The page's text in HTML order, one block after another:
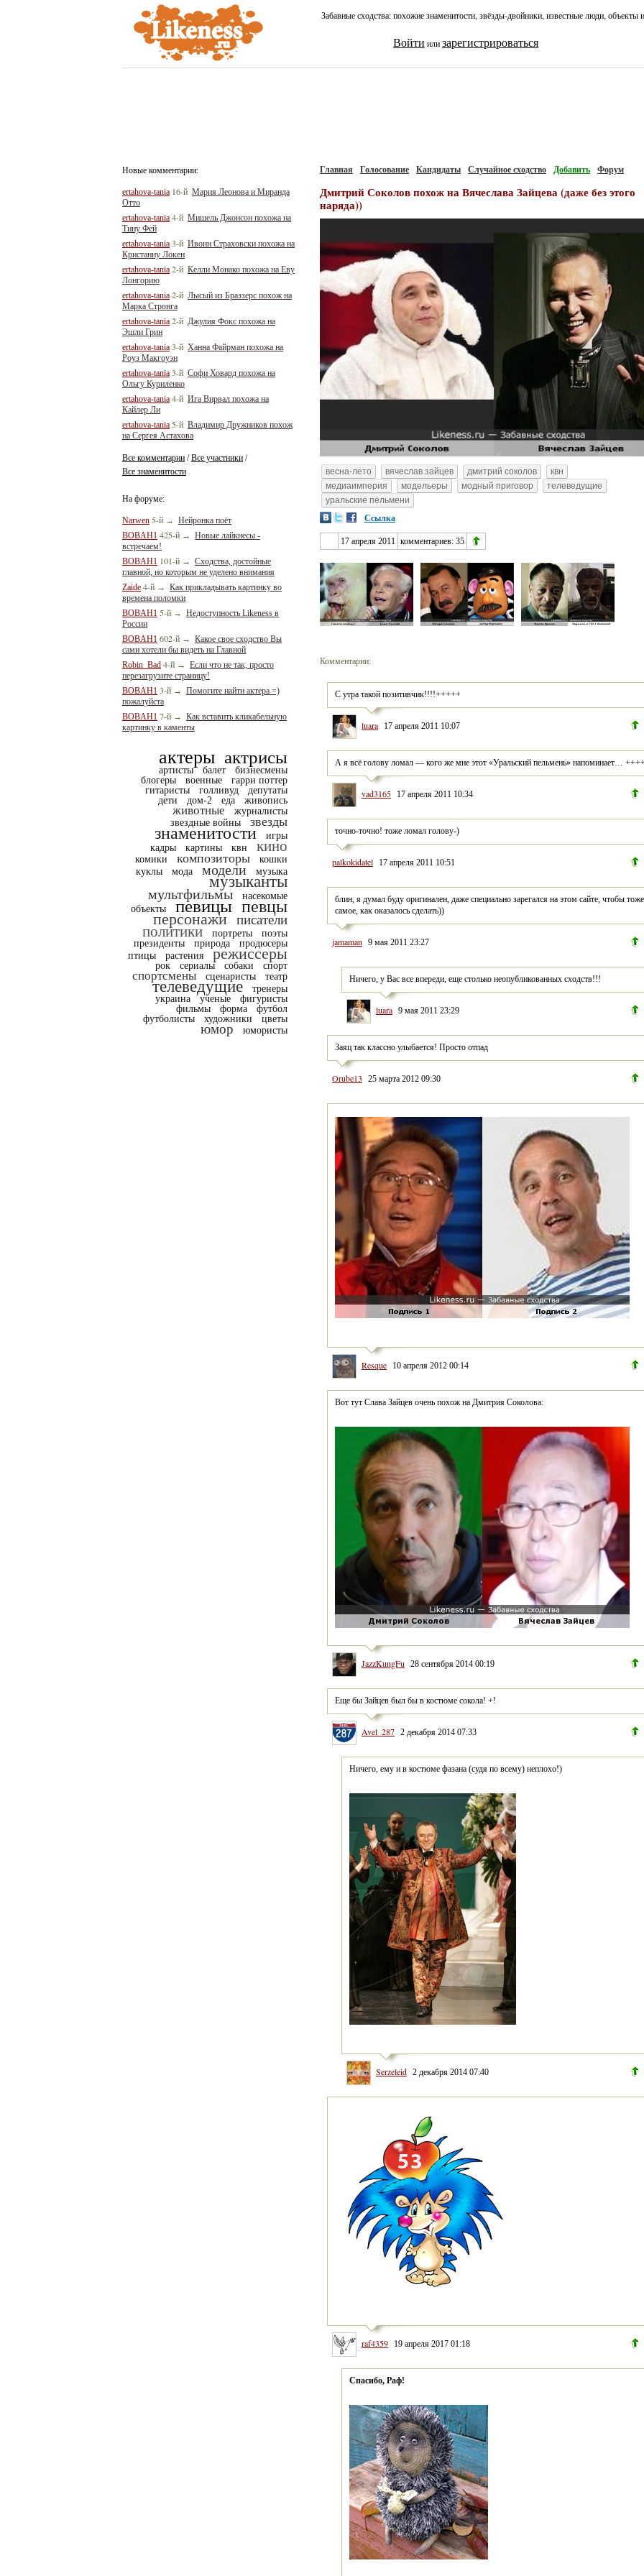
Забавные сходства: похожие знаменитости, звёзды-двойники, известные люди, объекты
Войти или зарегистрироваться
Новые комментарии:
ertahova-tania 16-й Мария Леонова и Миранда
Отто
ertahova-tania 4-й Мишель Джонсон похожа на
Тину Фей
ertahova-tania 3-й Ивонн Страховски похожа на
Кристанну Локен
ertahova-tania 2-й Келли Монако похожа на Еву
Лонгорию
ertahova-tania 2-й Лысый из Браззерс похож на
Марка Стронга
ertahova-tania 2-й Джулия Фокс похожа на
Эшли Грин
ertahova-tania 3-й Ханна Файрман похожа на
Роуз Макгоуэн
ertahova-tania 3-й Софи Ховард похожа на
Ольгу Куриленко
ertahova-tania 4-й Ига Вирвал похожа на
Кайлер Ли
ertahova-tania 5-й Владимир Дружников похож
на Сергея Астахова
Все комментарии /Все участники /
Все знаменитости
На форуме:
Narwen 5-й → Нейронка поёт
BOBAH1 425-й → Новые лайкнесы -
встречаем!
BOBAH1 101-й → Сходства, достойные
главной, но которым не уделено внимания
Zaide 4-й → Как прикладывать картинку во
времена поломки
BOBAH1 5-й → Недоступность Likeness в
России
BOBAH1 602-й → Какое свое сходство Вы
сами хотели бы видеть на Главной
Robin_Bad 4-й → Если что не так, просто
перезагрузите страницу!
BOBAH1 3-й → Помогите найти актера =)
пожалуйста
BOBAH1 7-й → Как вставить кликабельную
картинку в каменты
актеры актрисы
артисты балет
бизнесмены
блогеры
военные
гарри поттер
гитаристы
голливуд
депутаты
дети
дом-2 еда живопись
животные
журналисты
звездные войны
звезды
знаменитости
игры
кадры
картины квн кино
комики композиторы
кошки
куклы
мода модели музыка
музыканты
мультфильмы
насекомые
объекты
певицы певцы
персонажи писатели
политики портреты
поэты
президенты
природа
продюсеры
птицы
растения режиссеры
рок сериалы собаки спорт
спортсмены сценаристы театр
телеведущие
тренеры
украина
ученые
фигуристы
фильмы
форма
футбол
футболисты
художники цветы
юмор юмористы
Главная Голосование Кандидаты Случайное сходство Добавить Форум
Дмитрий Соколов похож на Вячеслава Зайцева (даже без этого
наряда))
весна-лето вячеслав зайцев дмитрий соколов
квн
медиаимперия
модельеры модный приговор
телеведущие
уральские пельмени
Ссылка
17 апреля 2011 комментариев: 35
Комментарии:
С утра такой позитивчик!!!!+++++
luara 17 апреля 2011 10:07
А я всё голову ломал — кого же мне этот «Уральский пельмень» напоминает…
vad3165 17 апреля 2011 10:34
точно-точно! тоже ломал голову-)
palkokidatel 17 апреля 2011 10:51
блин, я думал буду оригинален, даже специально зарегался на этом сайте, чтобы тоже
самое, как оказалось сделать))
jamaman 9 мая 2011 23:27
Ничего, у Вас все впереди, еще столько неопубликованных сходств!!!
luara 9 мая 2011 23:29
Заяц так классно улыбается! Просто отпад
Orube13 25 марта 2012 09:30
Resque 10 апреля 2012 00:14
JazzKungFu 28 сентября 2014 00:19
Еще бы Зайцев был бы в костюме сокола! +!
Avel_287 2 декабря 2014 07:33
Serzeleid 2 декабря 2014 07:40
raf4359 19 апреля 2017 01:18
Спасибо, Раф!